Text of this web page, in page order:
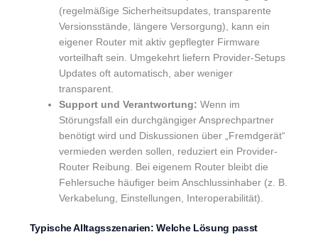
(regelmäßige Sicherheitsupdates, transparente
Versionsstände, längere Versorgung), kann ein
eigener Router mit aktiv gepflegter Firmware
vorteilhaft sein. Umgekehrt liefern Provider-Setups
Updates oft automatisch, aber weniger
transparent.
Support und Verantwortung: Wenn im
Störungsfall ein durchgängiger Ansprechpartner
benötigt wird und Diskussionen über „Fremdgerät“
vermieden werden sollen, reduziert ein Provider-
Router Reibung. Bei eigenem Router bleibt die
Fehlersuche häufiger beim Anschlussinhaber (z. B.
Verkabelung, Einstellungen, Interoperabilität).
Typische Alltagsszenarien: Welche Lösung passt